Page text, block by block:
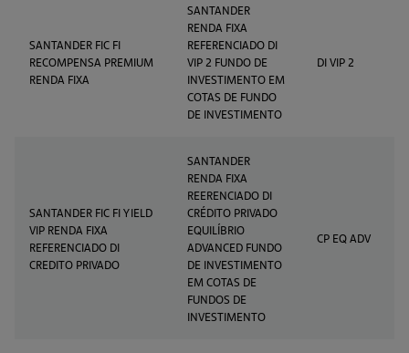
SANTANDER FIC FI
RECOMPENSA PREMIUM
RENDA FIXA
SANTANDER
RENDA FIXA
REFERENCIADO DI
VIP 2 FUNDO DE
INVESTIMENTO EM
COTAS DE FUNDO
DE INVESTIMENTO
DI VIP 2
SANTANDER FIC FI YIELD
VIP RENDA FIXA
REFERENCIADO DI
CREDITO PRIVADO
SANTANDER
RENDA FIXA
REERENCIADO DI
CRÉDITO PRIVADO
EQUILÍBRIO
ADVANCED FUNDO
DE INVESTIMENTO
EM COTAS DE
FUNDOS DE
INVESTIMENTO
CP EQ ADV